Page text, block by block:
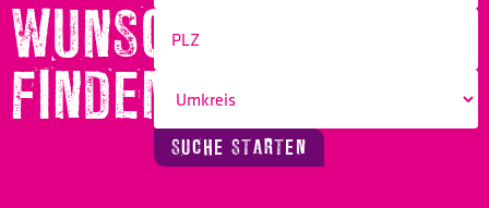
WUNSCHBERUF
FINDEN!
SUCHE STARTEN